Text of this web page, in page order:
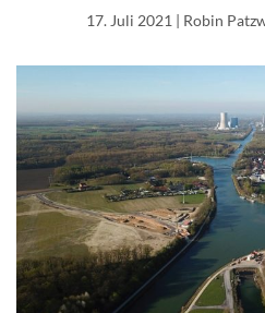
17. Juli 2021 | Robin